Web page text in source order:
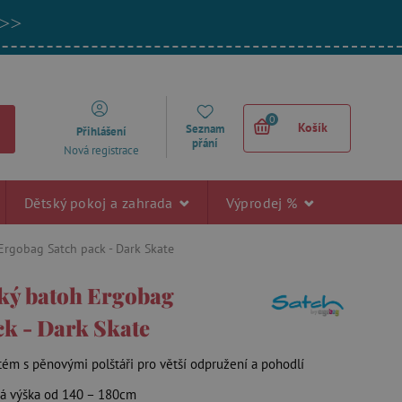
Přihlášení
Nová registrace
Seznam
přání
0
Košík
Dětský pokoj a zahrada Výprodej %
Satch pack - Dark Skate
batoh Ergobag
- Dark Skate
s pěnovými polštáři pro větší odpružení a pohodlí
výška od 140 – 180cm